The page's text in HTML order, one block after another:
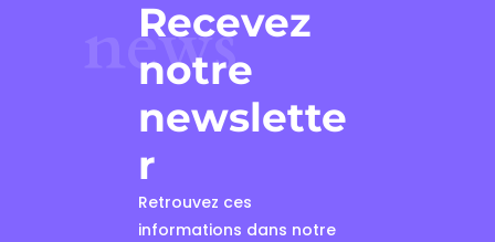
news
Recevez
notre
newslette
r
Retrouvez ces
informations dans notre